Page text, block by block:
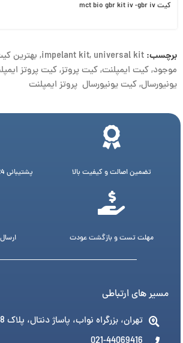
کیت mct bio gbr kit iv -gbr iv
برچسب: impelant kit, universal kit
, بهترین
موجود,کیت ایمپلنت,کیت پروتز,کیت پروتز
یونیورسال,کیت یونیورسال پروتز ایمپلنت
تضمین اصالت و کیفیت بالا پشتیبانی 24 ساعته در 7 روز هفته
مهلت تست و بازگشت عودت
مسیر های ارتباطی
تهران، بزرگراه نواب، پاساژ دنتال، پلاک 128